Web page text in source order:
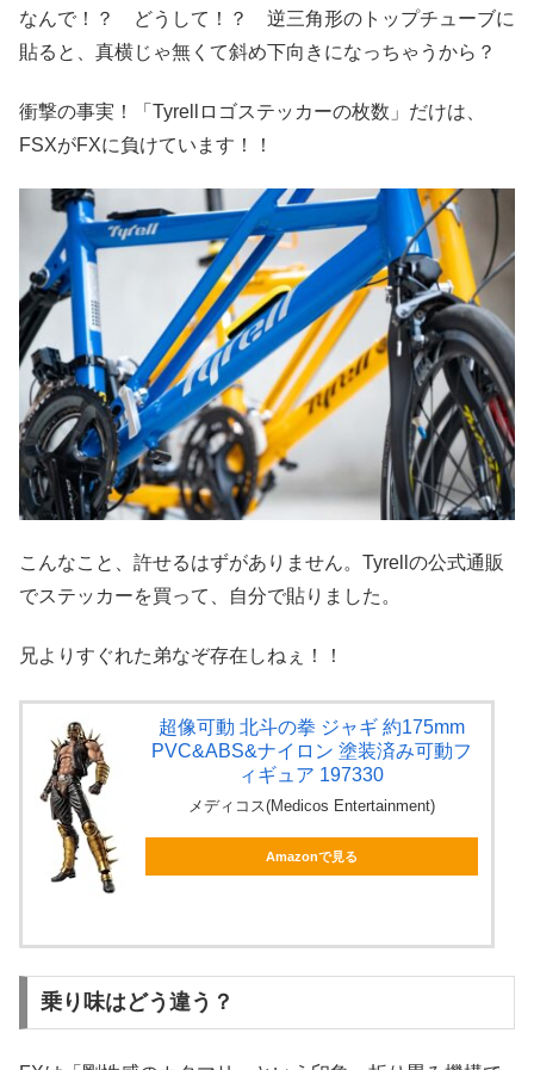
なんで！？ どうして！？ 逆三角形のトップチューブに
貼ると、真横じゃ無くて斜め下向きになっちゃうから？
衝撃の事実！「Tyrellロゴステッカーの枚数」だけは、
FSXがFXに負けています！！
こんなこと、許せるはずがありません。Tyrellの公式通販
でステッカーを買って、自分で貼りました。
兄よりすぐれた弟なぞ存在しねぇ！！
超像可動 北斗の拳 ジャギ 約175mm
PVC&ABS&ナイロン 塗装済み可動フ
ィギュア 197330
メディコス(Medicos Entertainment)
Amazonで見る
乗り味はどう違う？